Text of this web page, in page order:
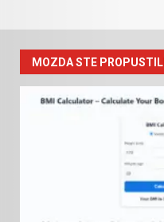
MOZDA STE PROPUSTILI